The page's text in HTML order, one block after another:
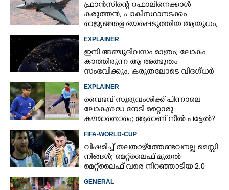
ഫ്രാൻസിന്റെ റഫാലിനെക്കാൾ
കരുത്തൻ,​ പാകിസ്ഥാനടക്കം
രാജ്യങ്ങളെ ഭയപ്പെടുത്തിയ ആയുധം,​
ഇന്ത്യ നിർമ്മിച്ച എണ്ണം 100ലേക്ക്
EXPLAINER
ഇനി അഞ്ചുദിവസം മാത്രം; ലോകം
കാത്തിരുന്ന ആ അത്ഭുതം
സംഭവിക്കും, കരുതലോടെ വിദഗ്ധർ
EXPLAINER
വൈഭവ് സൂര്യവംശിക്ക് പിന്നാലെ
ലോകശ്രദ്ധ നേടി മറ്റൊരു
കൗമാരതാരം; ആരാണ് നീൽ പട്ടേൽ?
FIFA-WORLD-CUP
വിഷമിച്ച് തലതാഴ്‌ത്തേണ്ടവനല്ല മെസ്സി
നിങ്ങള്‍; മെറ്റ്‌ലൈഫ് മുതല്‍
മെറ്റ്‌ലൈഫ് വരെ നിറഞ്ഞാടിയ 2.0
GENERAL